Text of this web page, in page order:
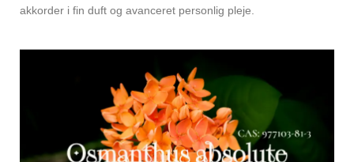
akkorder i fin duft og avanceret personlig pleje.